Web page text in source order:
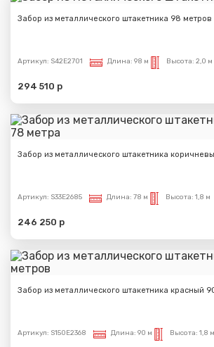
Забор из металлического штакетника 98 метров
Артикул: S42E2701 Длина: 98 м Высота: 2,0 м
294 510 р
Забор из металлического штакетника
Артикул: S33E2685 Длина: 78 м Высота: 1,8 м
246 250 р
Забор из металлического штакетника красный
Артикул: S150E2368 Длина: 90 м Высота: 1,8 м